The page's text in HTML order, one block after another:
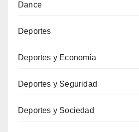
Dance
Deportes
Deportes y Economía
Deportes y Seguridad
Deportes y Sociedad